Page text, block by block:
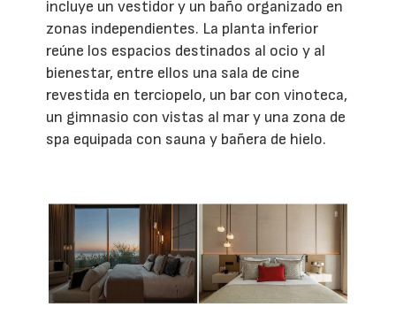
incluye un vestidor y un baño organizado en
zonas independientes. La planta inferior
reúne los espacios destinados al ocio y al
bienestar, entre ellos una sala de cine
revestida en terciopelo, un bar con vinoteca,
un gimnasio con vistas al mar y una zona de
spa equipada con sauna y bañera de hielo.